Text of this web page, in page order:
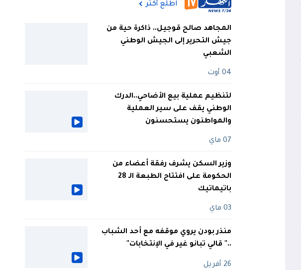
اطلع أكثر
المجاهد صالح قوجيل.. ذاكرة حية من
جيش التحرير إلى الجيش الوطني
الشعبي
04 أوت
لتنظيم عملية بيع الأضاحي..الدرك
الوطني يقف على سير العملية
والمواطنون يستحسنون
07 ماي
وزير السكن يشرف رفقة أعضاء من
الحكومة على افتتاح الطبعة الـ 28
باتيماتيك
03 ماي
منذر بودن يروي موقفه مع أحد الشباب
.." قالي تبانو غير في الإنتخابات"
26 أفريل